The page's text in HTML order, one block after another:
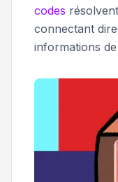
codes
connectant
informations